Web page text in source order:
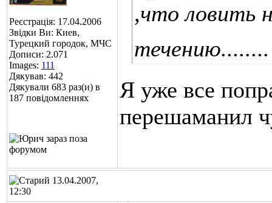
Реєстрація: 17.04.2006
Звідки Ви: Киев,
Турецкий городок, МЧС
Дописи: 2.071
Images: 111
Дякував: 442
Дякували 683 раз(и) в
187 повідомленнях
,что ловить
Я уже все
перешаманил
13.04.2007,
12:30